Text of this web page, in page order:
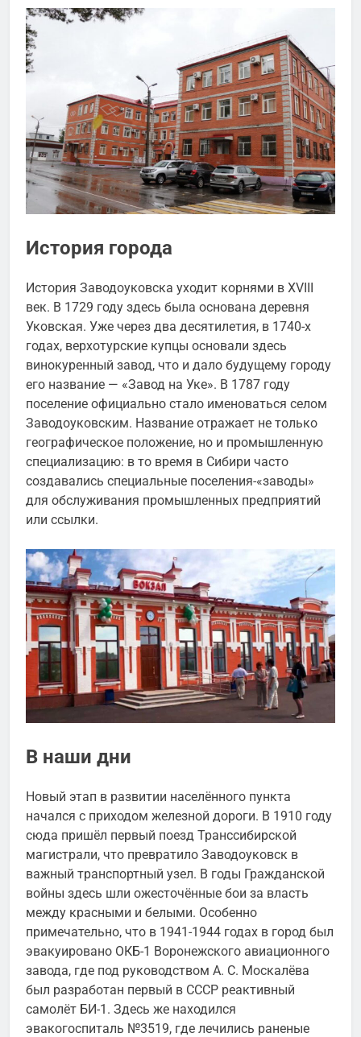
История города
История Заводоуковска уходит корнями в XVIII
век. В 1729 году здесь была основана деревня
Уковская. Уже через два десятилетия, в 1740-х
годах, верхотурские купцы основали здесь
винокуренный завод, что и дало будущему городу
его название — «Завод на Уке». В 1787 году
поселение официально стало именоваться селом
Заводоуковским. Название отражает не только
географическое положение, но и промышленную
специализацию: в то время в Сибири часто
создавались специальные поселения-«заводы»
для обслуживания промышленных предприятий
или ссылки.
В наши дни
Новый этап в развитии населённого пункта
начался с приходом железной дороги. В 1910 году
сюда пришёл первый поезд Транссибирской
магистрали, что превратило Заводоуковск в
важный транспортный узел. В годы Гражданской
войны здесь шли ожесточённые бои за власть
между красными и белыми. Особенно
примечательно, что в 1941-1944 годах в город был
эвакуировано ОКБ-1 Воронежского авиационного
завода, где под руководством А. С. Москалёва
был разработан первый в СССР реактивный
самолёт БИ-1. Здесь же находился
эвакогоспиталь №3519, где лечились раненые